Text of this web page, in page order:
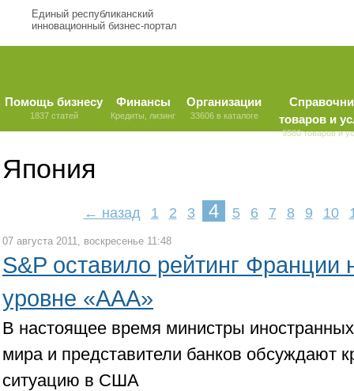
Единый республиканский
инновационный бизнес-портал
Помощь бизнесу
1837 статей
Финансы
Кредиты, лизинг
Организации
33606 в каталоге
товаров и
9580 товаров и
Япония
← назад 1 2 3 4 5 6 7 8 9 10
07 августа 2011, воскресенье 11:48
S&P оставило рейтинг
уровне «ААА»
В настоящее время министры
мира и представители банков обсуждают
ситуацию в США